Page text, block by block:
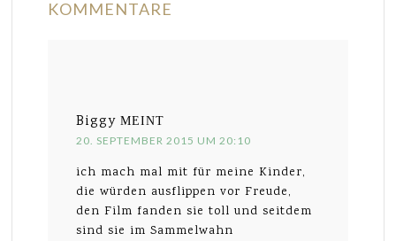
KOMMENTARE
Biggy MEINT
20. SEPTEMBER 2015 UM 20:10
ich mach mal mit für meine Kinder,
die würden ausflippen vor Freude,
den Film fanden sie toll und seitdem
sind sie im Sammelwahn